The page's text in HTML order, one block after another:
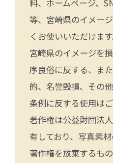
料、ホームページ、
等、宮崎県のイメー
くお使いいただけます
宮崎県のイメージを
序良俗に反する、ま
的、名誉毀損、その
条例に反する使用は
著作権は公益財団法
有しており、写真素
著作権を放棄するも